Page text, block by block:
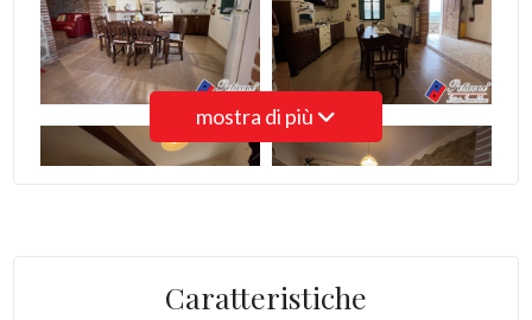
mostra di più
Caratteristiche
5+
Camere
minime